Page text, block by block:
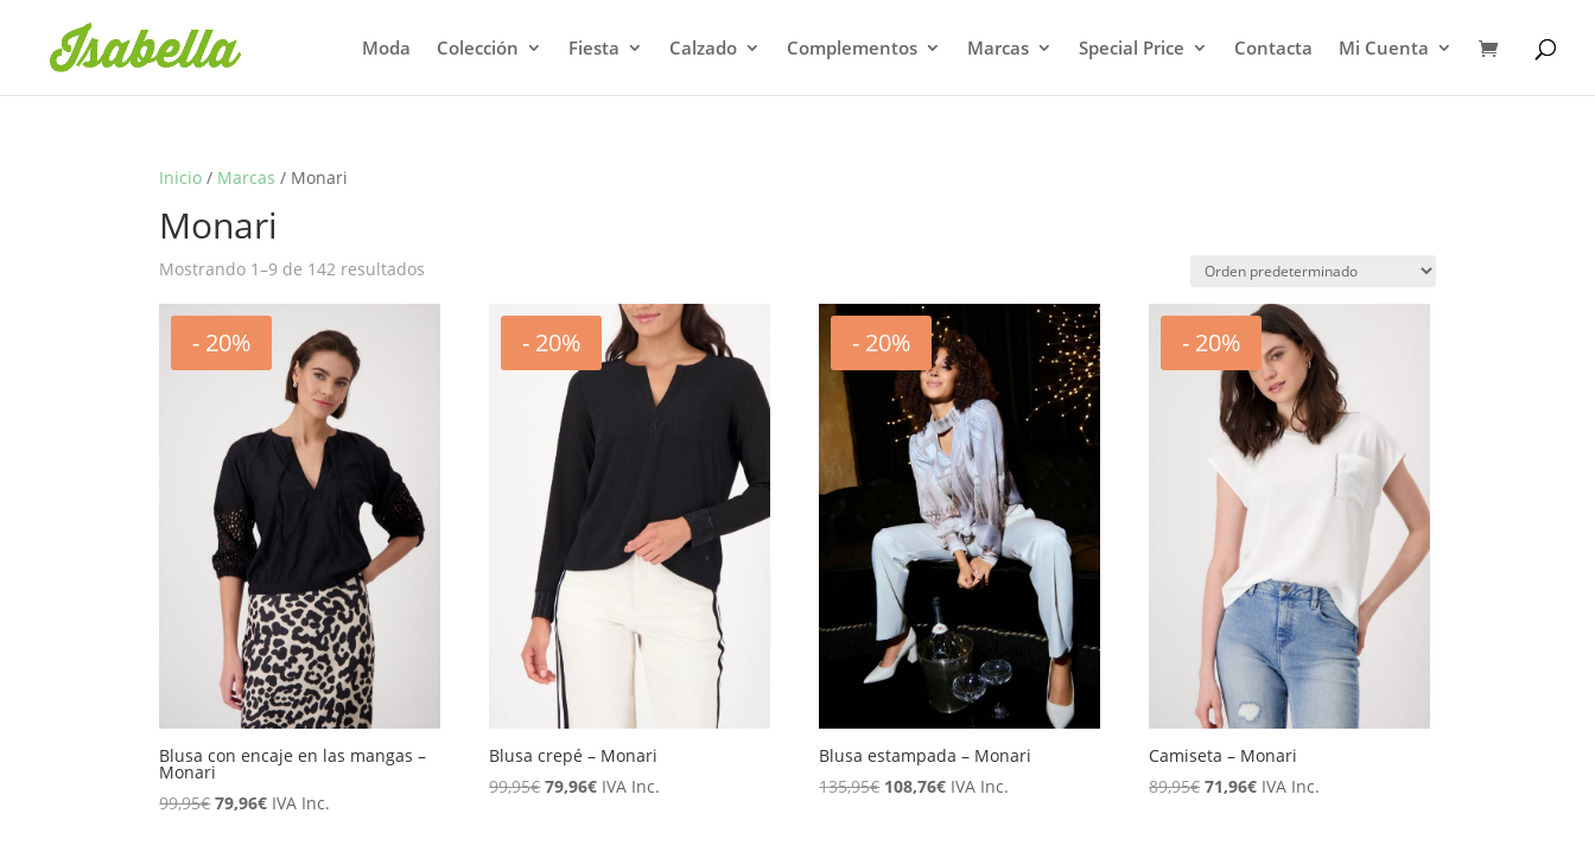
Moda Colección Fiesta Calzado Complementos Marcas Special Price Contacta Mi Cuenta
Inicio / Marcas / Monari
Monari
Mostrando 1–9 de 142 resultados
- 20%
Blusa con encaje en las mangas –
Monari
99,95€El
79,96€ElIVA Inc.
- 20%
Blusa crepé – Monari
99,95€El
79,96€ElIVA Inc.
- 20%
Blusa estampada – Monari
135,95€ El
108,76€ElIVA Inc.
- 20%
Camiseta – Monari
89,95€ El
71,96€ElIVA Inc.